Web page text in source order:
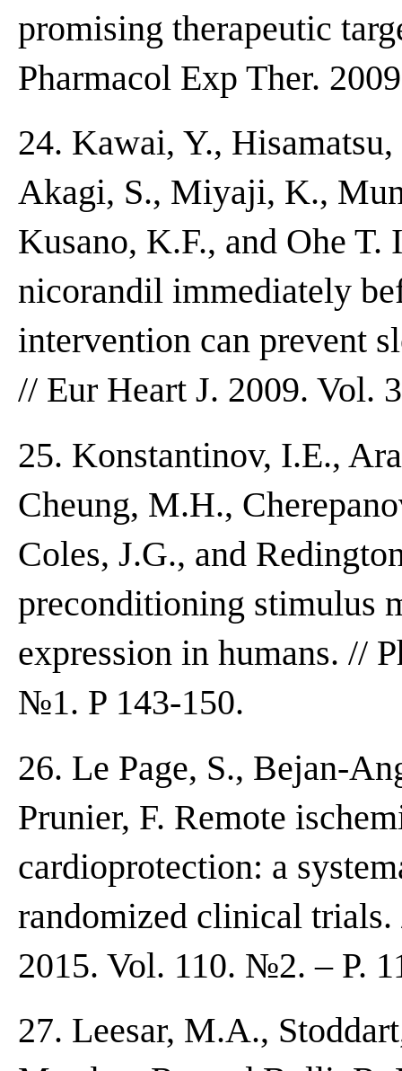
promising therapeutic
Pharmacol Exp Ther.
24. Kawai, Y.,
Akagi, S., Miyaji, K.,
Kusano, K.F., and Ohe
nicorandil immediately
intervention can prevent
// Eur Heart J. 2009. Vol.
25. Konstantinov, I.E.,
Cheung, M.H.,
Coles, J.G., and
preconditioning stimulus
expression in humans. //
№1. P 143-150.
26. Le Page, S., Bejan-
Prunier, F. Remote
cardioprotection: a
randomized clinical
2015. Vol. 110. №2. – P.
27. Leesar, M.A.,